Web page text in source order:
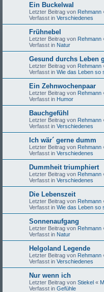
Ein Buckelwal
Letzter Beitrag von Rehmann
Verfasst in Verschiedenes
Frühnebel
Letzter Beitrag von Rehmann
Verfasst in Natur
Gesund durchs Leben
Letzter Beitrag von Rehmann
Verfasst in Wie das Leben so
Ein Zehnwochenpaar
Letzter Beitrag von Rehmann
Verfasst in Humor
Bauchgefühl
Letzter Beitrag von Rehmann
Verfasst in Verschiedenes
Ich wär´ gerne dumm
Letzter Beitrag von Rehmann
Verfasst in Verschiedenes
Dummheit triumphiert
Letzter Beitrag von Rehmann
Verfasst in Verschiedenes
Die Lebenszeit
Letzter Beitrag von Rehmann
Verfasst in Wie das Leben so
Sonnenaufgang
Letzter Beitrag von Rehmann
Verfasst in Natur
Helgoland Legende
Letzter Beitrag von Rehmann
Verfasst in Verschiedenes
Nur wenn ich
Letzter Beitrag von Stiekel «
Verfasst in Gefühle